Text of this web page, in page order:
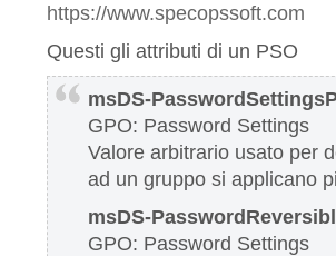
https://www.specopssoft.com
Questi gli attributi di un PSO
msDS-
GPO: Password Settings
Valore arbitrario usato per
ad un gruppo si applicano
msDS-
GPO: Password Settings